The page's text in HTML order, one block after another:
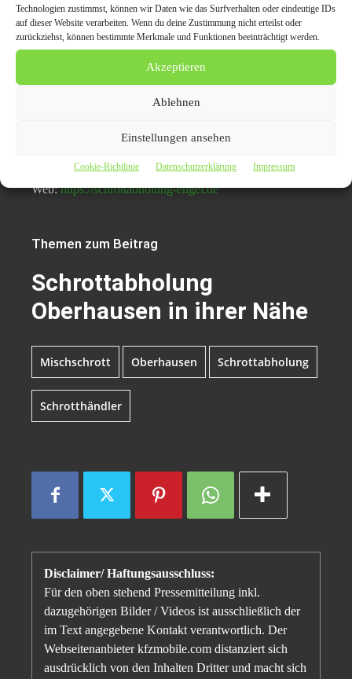
Technologien zustimmst, können wir Daten wie das Surfverhalten oder eindeutige IDs
auf dieser Website verarbeiten. Wenn du deine Zustimmung nicht erteilst oder
zurückziehst, können bestimmte Merkmale und Funktionen beeinträchtigt werden.
Akzeptieren
Ablehnen
Einstellungen ansehen
Cookie-Richtlinie Datenschutzerklärung Impressum
Pressekontaktdaten:
Ansprechpartner: Essa El-lahib
E-Mail: info@schrottabholung-engel.de
Web:https://schrottabholung-engel.de
Themen zum Beitrag
Schrottabholung
Oberhausen in ihrer Nähe
Mischschrott Oberhausen Schrottabholung
Schrotthändler
Disclaimer/ Haftungsausschluss:
Für den oben stehend Pressemitteilung inkl.
dazugehörigen Bilder / Videos ist ausschließlich der
im Text angegebene Kontakt verantwortlich. Der
Webseitenanbieter kfzmobile.com distanziert sich
ausdrücklich von den Inhalten Dritter und macht sich